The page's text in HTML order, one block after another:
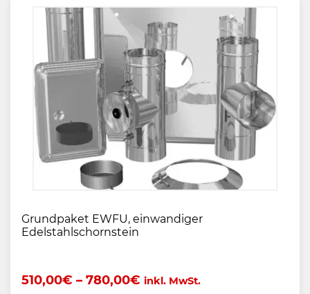
Grundpaket EWFU, einwandiger
Edelstahlschornstein
510,00€ – 780,00€ inkl. MwSt.